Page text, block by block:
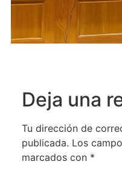
Deja una
Tu dirección de
publicada. Los
marcados con *